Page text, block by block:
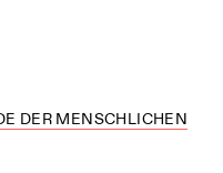
DER MENSCHLICHEN